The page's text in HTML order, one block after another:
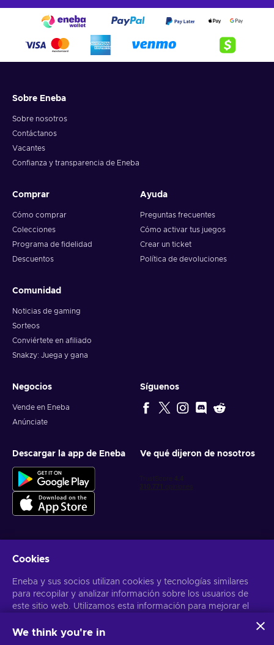
Sobre Eneba
Sobre nosotros
Contáctanos
Vacantes
Confianza y transparencia de Eneba
Comprar
Cómo comprar
Colecciones
Programa de fidelidad
Descuentos
Ayuda
Preguntas frecuentes
Cómo activar tus juegos
Crear un ticket
Política de devoluciones
Comunidad
Noticias de gaming
Sorteos
Conviértete en afiliado
Snakzy: Juega y gana
Negocios
Vende en Eneba
Anúnciate
Síguenos
Descargar la app de Eneba Ve qué dijeron de nosotros
Obtén ofertas personalizadas de videojuegos
Suscribirse
Puedes darte de baja en cualquier momento. Visita el apartadoAviso
Cookies
Eneba y sus socios utilizan cookies y tecnologías similares
para recopilar y analizar información sobre los usuarios de
este sitio web. Utilizamos esta información para mejorar el
personales también pueden emplearse para personalizar los
We think you're in